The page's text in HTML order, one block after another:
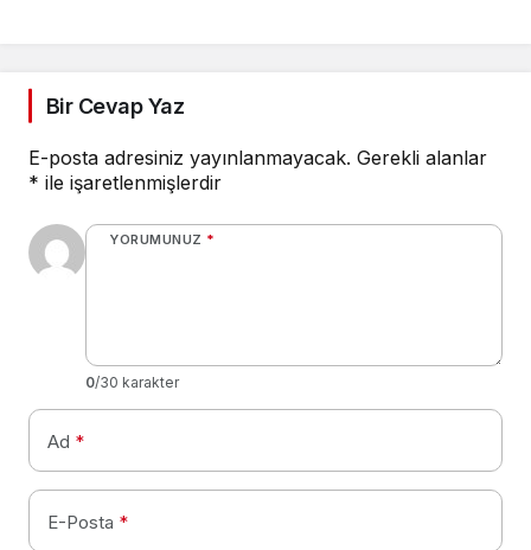
Bir Cevap Yaz
E-posta adresiniz yayınlanmayacak. Gerekli alanlar
* ile işaretlenmişlerdir
YORUMUNUZ *
0/30 karakter
Ad *
E-Posta *